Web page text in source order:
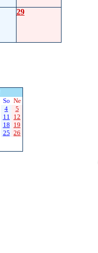
29
So Ne
4
5
11 12
18 19
25 26